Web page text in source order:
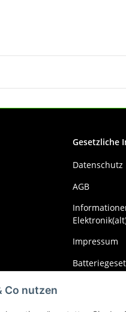
Co nutzen
Gesetzliche
Datenschutz
AGB
Impressum